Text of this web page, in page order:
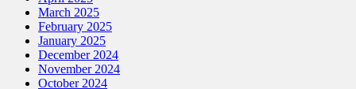
March 2025
February 2025
January 2025
December 2024
November 2024
October 2024